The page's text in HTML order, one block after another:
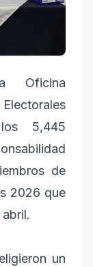
Oficina
5,445
de
2026 que
un